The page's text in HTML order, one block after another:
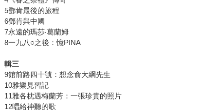
5鄧肯最後的旅程
6鄧肯與中國
7永遠的瑪莎‧葛蘭姆
8一九八○之後：憶PINA
輯三
9館前路四十號：想念俞大綱先生
10雅樂見習記
11雅各枕遇梅蘭芳：一張珍貴的照片
12唱給神聽的歌